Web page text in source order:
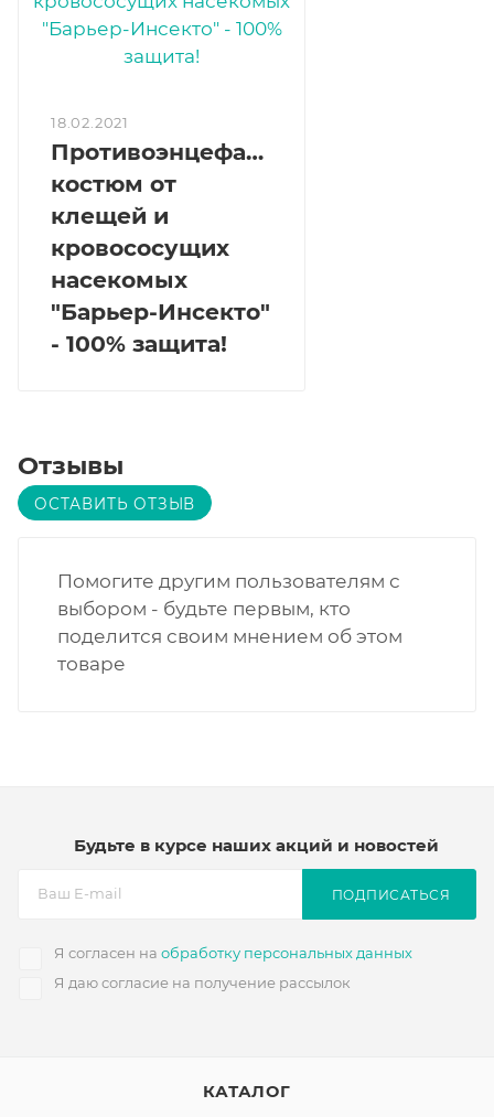
18.02.2021
Противоэнцефалитный
костюм от
клещей и
кровососущих
насекомых
"Барьер-Инсекто"
- 100% защита!
Отзывы
ОСТАВИТЬ ОТЗЫВ
Помогите другим пользователям с
выбором - будьте первым, кто
поделится своим мнением об этом
товаре
Будьте в курсе наших акций и новостей
Я согласен на обработку персональных данных
Я даю согласие на получение рассылок
ПОДПИСАТЬСЯ
КАТАЛОГ